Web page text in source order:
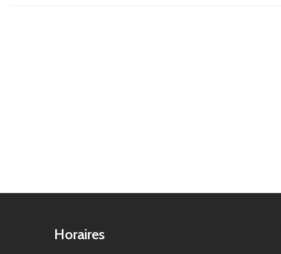
Horaires